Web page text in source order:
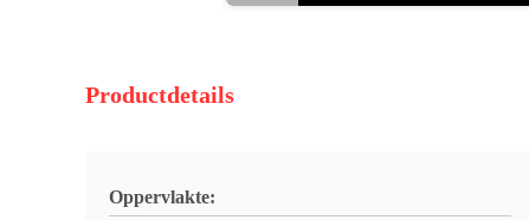
Productdetails
Oppervlakte: